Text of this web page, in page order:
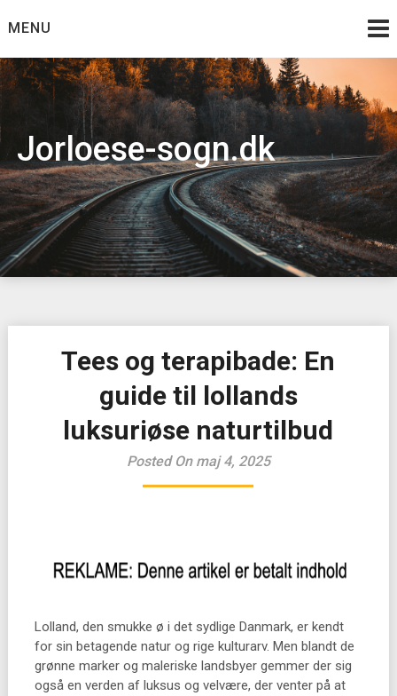
toMENU
Jorloese-sogn.dk
Tees og terapibade: En
guide til lollands
luksuriøse naturtilbud
Posted On maj 4, 2025
Lolland, den smukke ø i det sydlige Danmark, er kendt
for sin betagende natur og rige kulturarv. Men blandt de
grønne marker og maleriske landsbyer gemmer der sig
også en verden af luksus og velvære, der venter på at